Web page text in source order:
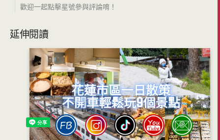
歡迎一起點擊星號參與評論唷！
延伸閱讀